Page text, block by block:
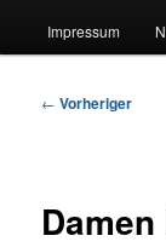
Impressum
Beitragsnavigation
← Vorheriger